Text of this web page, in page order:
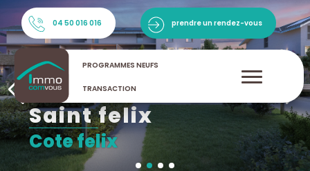
PROGRAMMES NEUFS
TRANSACTION
04 50 016 016 prendre un rendez-vous
saint felix
cote felix